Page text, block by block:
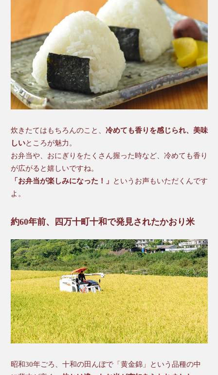
炊きたてはもちろんのこと、 冷めても香りを感じられ、美味
しいところが魅力。
お弁当や、おにぎりをたくさん握った時など、冷めても香り
が広がると嬉しいですね。
「お弁当が楽しみになった！」
というお声もいただくんです
よ。
約60年前、四万十町十和で発見されたかおり米
昭和30年ごろ、十和の田んぼで「黄金錦」という品種の中